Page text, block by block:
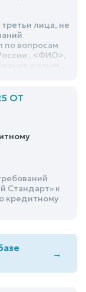
лица, не
по вопросам
, <ФИО>,
учета,
ОТ
Стандарт» к
кредитному
→